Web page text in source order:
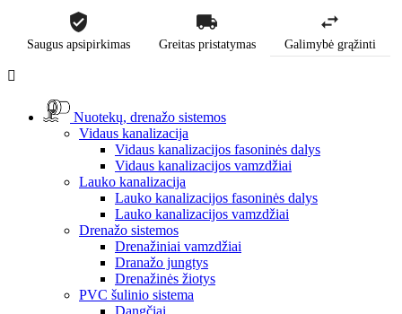
Saugus apsipirkimas Greitas pristatymas Galimybė grąžinti

Nuotekų, drenažo sistemos
Vidaus kanalizacija
Vidaus kanalizacijos fasoninės dalys
Vidaus kanalizacijos vamzdžiai
Lauko kanalizacija
Lauko kanalizacijos fasoninės dalys
Lauko kanalizacijos vamzdžiai
Drenažo sistemos
Drenažiniai vamzdžiai
Dranažo jungtys
Drenažinės žiotys
PVC šulinio sistema
Dangčiai